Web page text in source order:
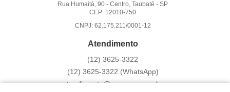
Rua Humaitá, 90 -Centro, Taubaté -SP
CEP: 12010-750
CNPJ: 62.175.211/0001-12
Atendimento
(12) 3625-3322
(12) 3625-3322 (WhatsApp)
atendimento@agaesse.com.br